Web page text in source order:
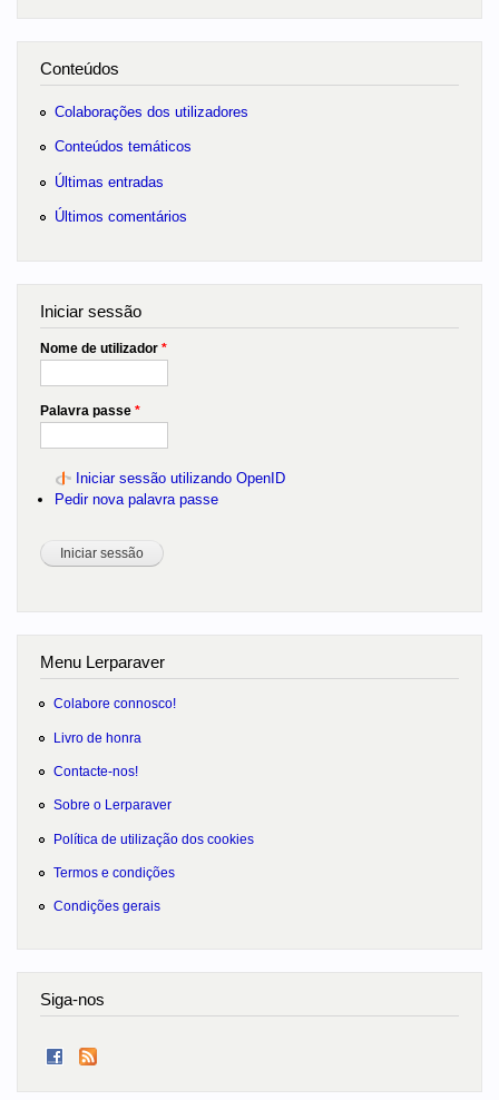
Conteúdos
Colaborações dos utilizadores
Conteúdos temáticos
Últimas entradas
Últimos comentários
Iniciar sessão
Nome de utilizador *
Palavra passe *
Iniciar sessão utilizando OpenID
Pedir nova palavra passe
Menu Lerparaver
Colabore connosco!
Livro de honra
Contacte-nos!
Sobre o Lerparaver
Política de utilização dos cookies
Termos e condições
Condições gerais
Siga-nos